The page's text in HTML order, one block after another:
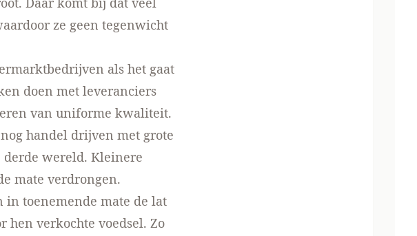
ze geen tegenwicht
als het gaat
doen met leveranciers
van uniforme kwaliteit.
handel drijven met grote
wereld. Kleinere
mate verdrongen.
toenemende mate de lat
hen verkochte voedsel. Zo